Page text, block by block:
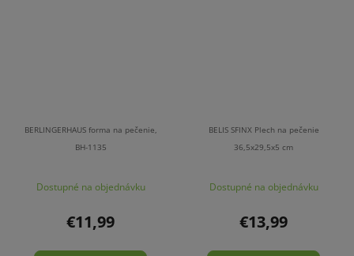
BERLINGERHAUS forma na pečenie,
BH-1135
Dostupné na objednávku
€11,99
BELIS SFINX Plech na pečenie
36,5x29,5x5 cm
Dostupné na objednávku
€13,99